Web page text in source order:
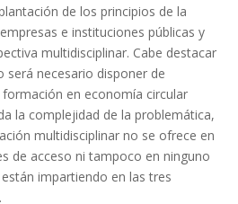
de los principios de la
e instituciones públicas y
multidisciplinar. Cabe destacar
necesario disponer de
en economía circular
la complejidad de la problemática,
multidisciplinar no se ofrece en
de acceso ni tampoco en ninguno
impartiendo en las tres